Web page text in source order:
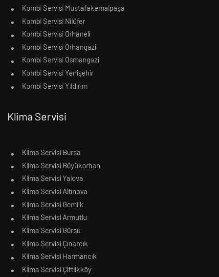
Kombi Servisi Mustafakemalpaşa
Kombi Servisi Nilüfer
Kombi Servisi Orhaneli
Kombi Servisi Orhangazi
Kombi Servisi Osmangazi
Kombi Servisi Yenişehir
Kombi Servisi Yıldırım
Klima Servisi
Klima Servisi Bursa
Klima Servisi Büyükorhan
Klima Servisi Yalova
Klima Servisi Altınova
Klima Servisi Gemlik
Klima Servisi Armutlu
Klima Servisi Gürsu
Klima Servisi Çınarcık
Klima Servisi Harmancık
Klima Servisi Çiftlikköy